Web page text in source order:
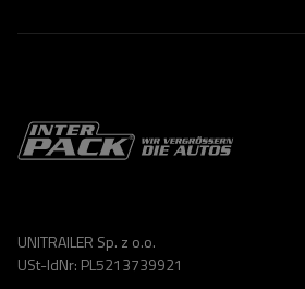
UNITRAILER Sp. z o.o.
USt-IdNr: PL5213739921